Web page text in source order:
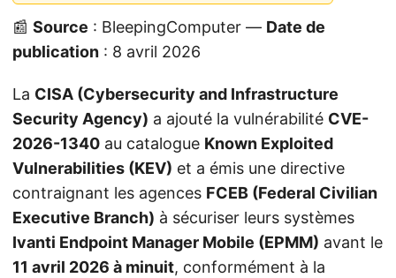
📰 Source : BleepingComputer — Date de
publication : 8 avril 2026
La CISA (Cybersecurity and Infrastructure
Security Agency) a ajouté la vulnérabilité CVE-
2026-1340 au catalogue Known Exploited
Vulnerabilities (KEV) et a émis une directive
contraignant les agences FCEB (Federal Civilian
Executive Branch) à sécuriser leurs systèmes
Ivanti Endpoint Manager Mobile (EPMM) avant le
11 avril 2026 à minuit, conformément à la